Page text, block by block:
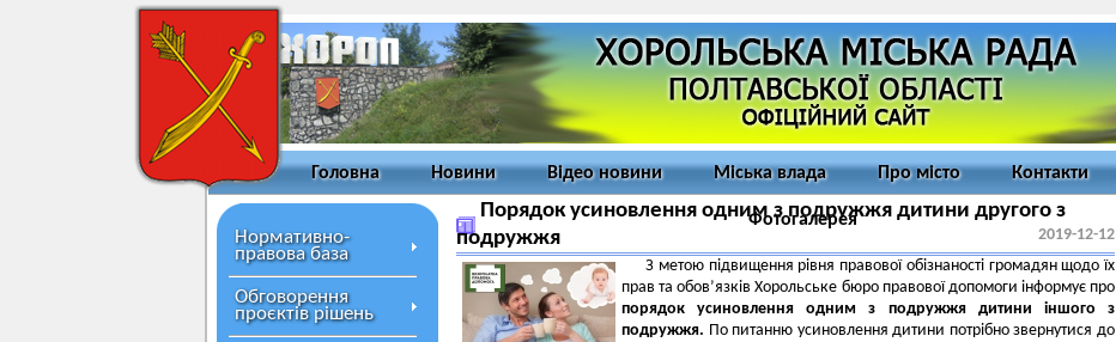
Головна Новини Відео новини Міська влада Про місто Контакти
Фотогалерея
Нормативно-
правова база
Обговорення
проєктів рішень
Порядок усиновлення одним з подружжя дитини другого з
подружжя
2019-12-12
З метою підвищення рівня правової обізнаності громадян щодо їх
прав та обов’язків Хорольське бюро правової допомоги інформує про
порядок усиновлення одним з подружжя дитини іншого з
подружжя. По питанню усиновлення дитини потрібно звернутися до